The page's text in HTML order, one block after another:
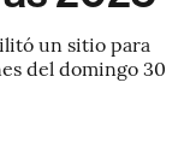
un sitio para
del domingo 30